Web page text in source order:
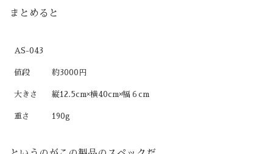
dfb14d850acc001&afSmartRedirect=y
まとめると
AS-043
値段 約3000円
大きさ 縦12.5cm×横40cm×幅６cm
重さ 190g